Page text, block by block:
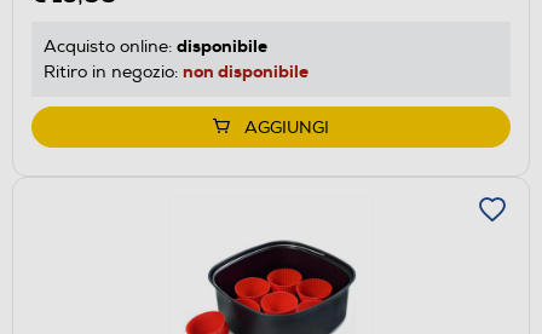
Acquisto online: disponibile
Ritiro in negozio: non disponibile
AGGIUNGI